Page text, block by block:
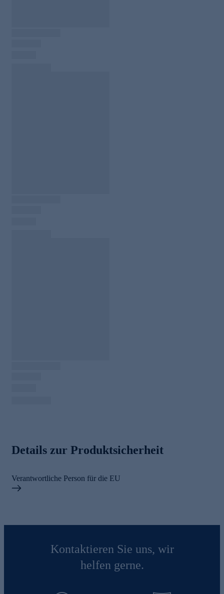
Details zur Produktsicherheit
Verantwortliche Person für die EU
Kontaktieren Sie uns, wir
helfen gerne.